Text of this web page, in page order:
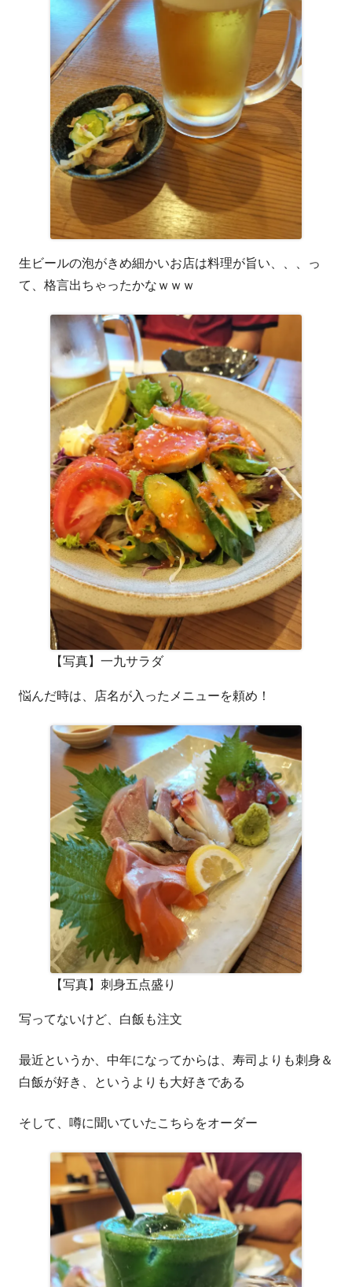
生ビールの泡がきめ細かいお店は料理が旨い、、、っ
て、格言出ちゃったかなｗｗｗ
【写真】一九サラダ
悩んだ時は、店名が入ったメニューを頼め！
【写真】刺身五点盛り
写ってないけど、白飯も注文
最近というか、中年になってからは、寿司よりも刺身＆
白飯が好き、というよりも大好きである
そして、噂に聞いていたこちらをオーダー